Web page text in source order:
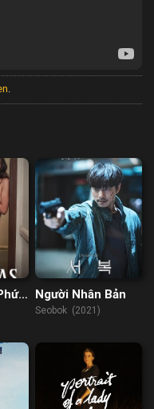
.
Người Nhân Bản
Seobok (2021)